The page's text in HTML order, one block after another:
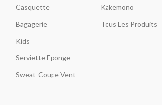
Casquette
Bagagerie
Kids
Serviette Eponge
Sweat-Coupe Vent
Kakemono
Tous Les Produits